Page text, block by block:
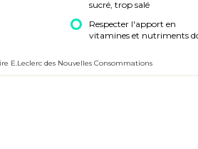
sucré, trop salé
Respecter l'apport en
vitamines et nutriments
E.Leclerc des Nouvelles Consommations